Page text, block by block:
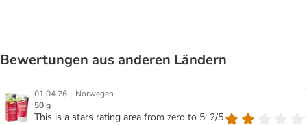
Bewertungen aus anderen Ländern
01.04.26 | Norwegen
50 g
This is a stars rating area from zero to 5: 2/5